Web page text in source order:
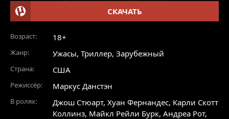
СКАЧАТЬ
Возраст: 18+
Жанр: Ужасы, Триллер, Зарубежный
Страна: США
Режиссёр: Маркус Данстэн
В ролях: Джош Стюарт, Хуан Фернандес, Карли Скотт
Коллинз, Майкл Рейли Бурк, Андреа Рот,